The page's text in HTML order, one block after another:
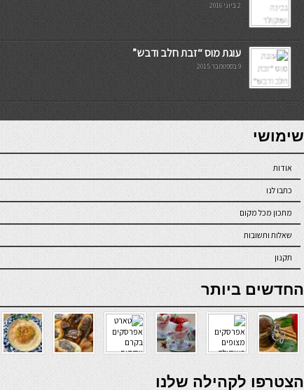
2 ביוני 2016
עוגת מוס “זבת חלב ודבש”
9 בספטמבר 2015
7slots
seriöse online casinos österreich
שימושי
אודות
כתבו לנו
מתכון מכל מקום
שאלות ותשובות
תקנון
online casino
החדשים ביותר
verde casino
הצטרפו לקהילה שלנו